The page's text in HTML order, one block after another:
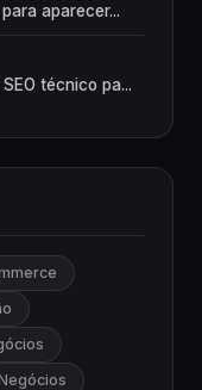
aparecer...
técnico pa...